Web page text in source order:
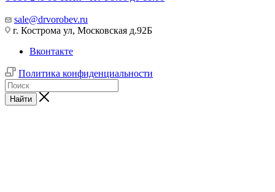
sale@drvorobev.ru
г. Кострома ул, Московская д.92Б
Вконтакте
Политика конфиденциальности
Найти